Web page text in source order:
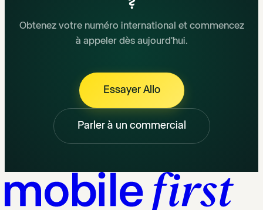
Obtenez votre numéro international et commencez
à appeler dès aujourd'hui.
Essayer Allo
Parler à un commercial